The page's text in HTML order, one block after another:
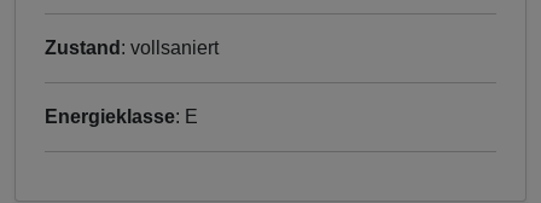
Zustand : vollsaniert
Energieklasse: E